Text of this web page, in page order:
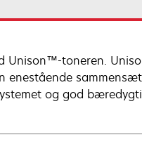
Unison™-toneren.
enestående
og god